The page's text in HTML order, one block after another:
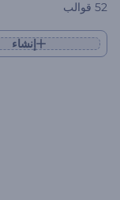
52 قوالب
إنشاء